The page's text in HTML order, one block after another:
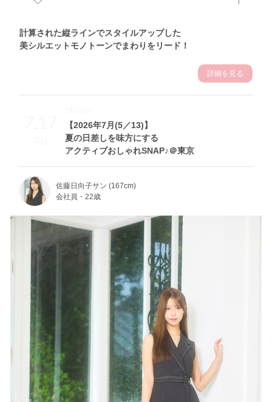
計算された縦ラインでスタイルアップした
美シルエットモノトーンでまわりをリード！
詳細を見る
7.17
Fri
【2026年7月(5／13)】
夏の日差しを味方にする
アクティブおしゃれSNAP♪＠東京
Theme
佐藤日向子サン (167cm)
会社員・22歳